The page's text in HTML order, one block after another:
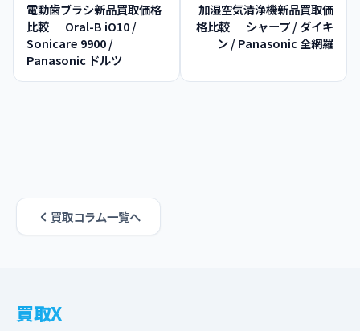
電動歯ブラシ新品買取価格
比較 — Oral-B iO10 /
Sonicare 9900 /
Panasonic ドルツ
加湿空気清浄機新品買取価
格比較 — シャープ / ダイキ
ン / Panasonic 全網羅
買取コラム一覧へ
買取X